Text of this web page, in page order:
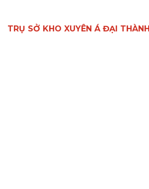
TRỤ SỞ KHO XUYÊN Á ĐẠI THÀNH